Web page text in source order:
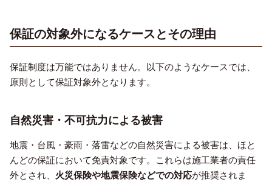
保証の対象外になるケースとその理由
保証制度は万能ではありません。以下のようなケースでは、
原則として保証対象外となります。
自然災害・不可抗力による被害
地震・台風・豪雨・落雷などの自然災害による被害は、ほと
んどの保証において免責対象です。これらは施工業者の責任
外とされ、 火災保険や地震保険などでの対応が推奨されま